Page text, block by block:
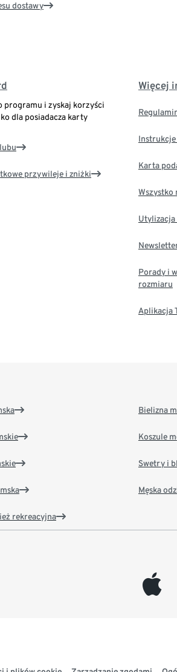
dostawy
programu i zyskaj korzyści
dla posiadacza karty
przywileje i zniżki
Więcej
Instrukcje
Karta
Wszystko
Utylizacja
Porady i
rozmiaru
Aplikacja
rekreacyjna
Bielizna
Koszule
Swetry i
Męska
appleinc